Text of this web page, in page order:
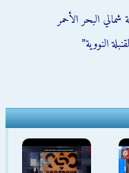
البحر الأحمر
النووية”